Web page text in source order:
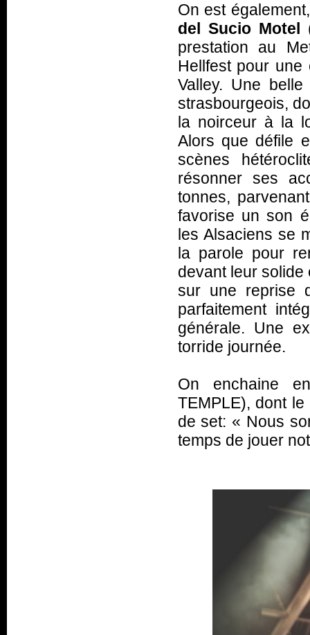
On est
del Sucio Motel
prestation au
Hellfest pour
Valley. Une
strasbourgeois,
la noirceur à la
Alors que défile
scènes
résonner ses
tonnes,
favorise un son
les Alsaciens se
la parole pour
devant leur
sur une reprise
parfaitement
générale. Une
torride journée.
On enchaine
TEMPLE), dont
de set: « Nous
temps de jouer